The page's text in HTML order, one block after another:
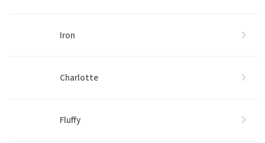
Iron
Charlotte
Fluffy